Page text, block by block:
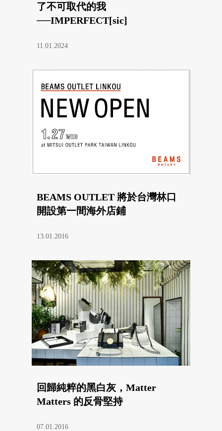
了不可取代的我
──IMPERFECT[sic]
11.01.2024
BEAMS OUTLET 將於台灣林口
開設第一間海外店鋪
13.01.2016
回歸純粹的黑白灰，Matter
Matters 的反骨堅持
07.01.2016